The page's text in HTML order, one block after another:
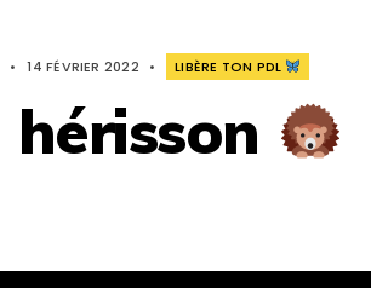
• 14 FÉVRIER 2022 • LIBÈRE TON PDL
hérisson